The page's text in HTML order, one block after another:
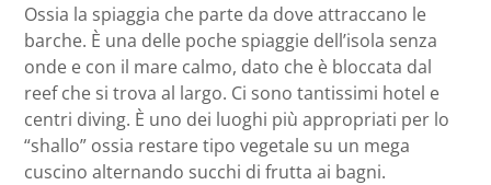
Ossia la spiaggia che parte da dove attraccano le
barche. È una delle poche spiaggie dell’isola senza
onde e con il mare calmo, dato che è bloccata dal
reef che si trova al largo. Ci sono tantissimi hotel e
centri diving. È uno dei luoghi più appropriati per lo
“shallo” ossia restare tipo vegetale su un mega
cuscino alternando succhi di frutta ai bagni.